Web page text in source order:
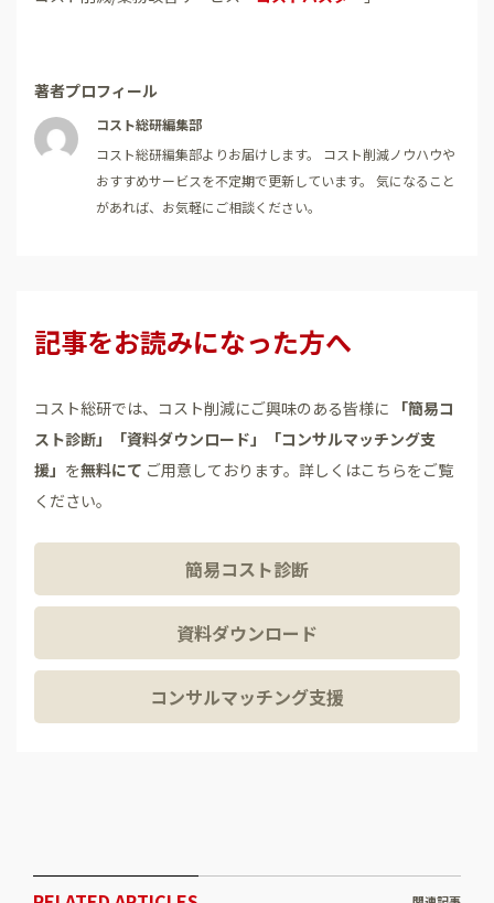
著者プロフィール
コスト総研編集部
コスト総研編集部よりお届けします。 コスト削減ノウハウや
おすすめサービスを不定期で更新しています。 気になること
があれば、お気軽にご相談ください。
記事をお読みになった方へ
コスト総研では、コスト削減にご興味のある皆様に
「簡易コ
スト診断」「資料ダウンロード」「コンサルマッチング支
援」 を無料にて ご用意しております。詳しくはこちらをご覧
ください。
簡易コスト診断
資料ダウンロード
コンサルマッチング支援